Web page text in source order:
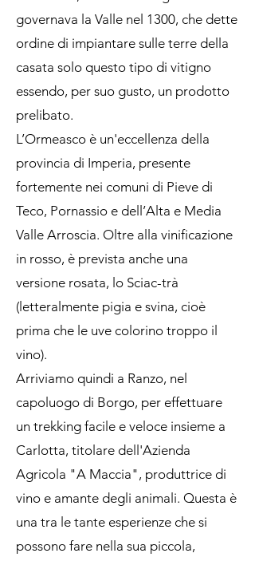
governava la Valle nel 1300, che dette
ordine di impiantare sulle terre della
casata solo questo tipo di vitigno
essendo, per suo gusto, un prodotto
prelibato.
L’Ormeasco è un'eccellenza della
provincia di Imperia, presente
fortemente nei comuni di Pieve di
Teco, Pornassio e dell’Alta e Media
Valle Arroscia. Oltre alla vinificazione
in rosso, è prevista anche una
versione rosata, lo Sciac-trà
(letteralmente pigia e svina, cioè
prima che le uve colorino troppo il
vino).
Arriviamo quindi a Ranzo, nel
capoluogo di Borgo, per effettuare
un trekking facile e veloce insieme a
Carlotta, titolare dell'Azienda
Agricola "A Maccia", produttrice di
vino e amante degli animali. Questa è
una tra le tante esperienze che si
possono fare nella sua piccola,